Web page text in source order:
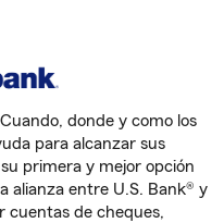
donde y como los
para alcanzar sus
primera y mejor opción
alianza entre U.S. Bank® y
cuentas de cheques,